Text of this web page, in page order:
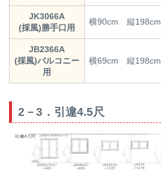
JK3066A
(採風)勝手口用
横90cm 縦198cm
JB2366A
(採風)バルコニー
用
横69cm 縦198cm
2－3．引違4.5尺